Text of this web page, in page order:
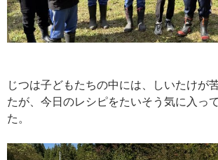
じつは子どもたちの中には、しいたけが
たが、今日のレシピをたいそう気に入っ
た。